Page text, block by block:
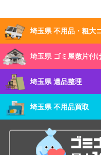
埼玉県 不用品・粗大
埼玉県 ゴミ屋敷片付
埼玉県 遺品整理
埼玉県 不用品買取